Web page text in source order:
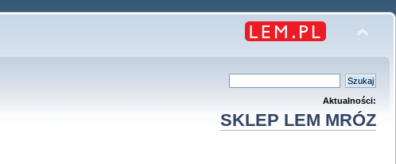
Aktualności:
SKLEP LEM MRÓZ